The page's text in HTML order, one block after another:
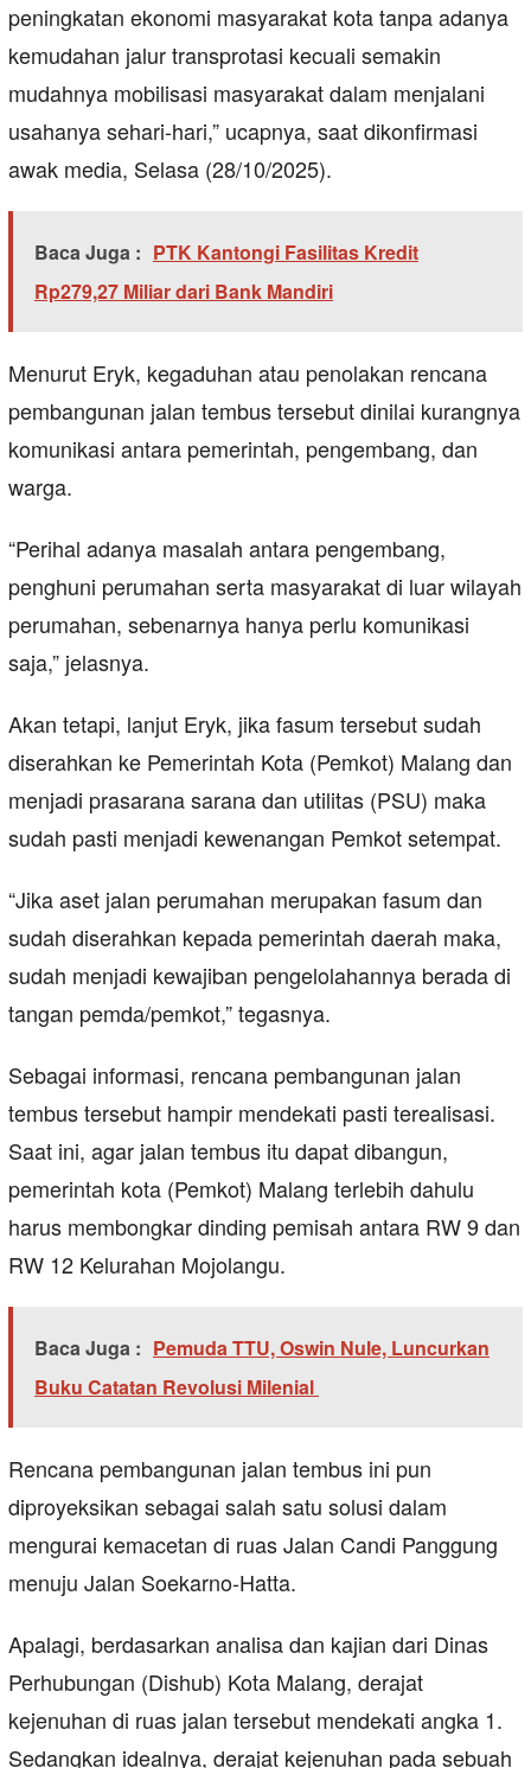
peningkatan ekonomi masyarakat kota tanpa adanya
kemudahan jalur transprotasi kecuali semakin
mudahnya mobilisasi masyarakat dalam menjalani
usahanya sehari-hari,” ucapnya, saat dikonfirmasi
awak media, Selasa (28/10/2025).
Baca Juga : PTK Kantongi Fasilitas Kredit
Rp279,27 Miliar dari Bank Mandiri
Menurut Eryk, kegaduhan atau penolakan rencana
pembangunan jalan tembus tersebut dinilai kurangnya
komunikasi antara pemerintah, pengembang, dan
warga.
“Perihal adanya masalah antara pengembang,
penghuni perumahan serta masyarakat di luar wilayah
perumahan, sebenarnya hanya perlu komunikasi
saja,” jelasnya.
Akan tetapi, lanjut Eryk, jika fasum tersebut sudah
diserahkan ke Pemerintah Kota (Pemkot) Malang dan
menjadi prasarana sarana dan utilitas (PSU) maka
sudah pasti menjadi kewenangan Pemkot setempat.
“Jika aset jalan perumahan merupakan fasum dan
sudah diserahkan kepada pemerintah daerah maka,
sudah menjadi kewajiban pengelolahannya berada di
tangan pemda/pemkot,” tegasnya.
Sebagai informasi, rencana pembangunan jalan
tembus tersebut hampir mendekati pasti terealisasi.
Saat ini, agar jalan tembus itu dapat dibangun,
pemerintah kota (Pemkot) Malang terlebih dahulu
harus membongkar dinding pemisah antara RW 9 dan
RW 12 Kelurahan Mojolangu.
Baca Juga : Pemuda TTU, Oswin Nule, Luncurkan
Buku Catatan Revolusi Milenial
Rencana pembangunan jalan tembus ini pun
diproyeksikan sebagai salah satu solusi dalam
mengurai kemacetan di ruas Jalan Candi Panggung
menuju Jalan Soekarno-Hatta.
Apalagi, berdasarkan analisa dan kajian dari Dinas
Perhubungan (Dishub) Kota Malang, derajat
kejenuhan di ruas jalan tersebut mendekati angka 1.
Sedangkan idealnya, derajat kejenuhan pada sebuah